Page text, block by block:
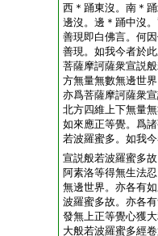
西＊踊東沒。南＊
邊沒。邊＊踊中沒
善現即白佛言。何
善現。如我今者於
菩薩摩訶薩衆宣説
方無量無數無邊世
亦爲菩薩摩訶薩衆
北方四維上下無量
如來應正等覺。爲
若波羅蜜多。如我
宣説般若波羅蜜多
阿素洛等得無生法
無邊世界。亦各有
波羅蜜多故。亦各
發無上正等覺心獲
大般若波羅蜜多經